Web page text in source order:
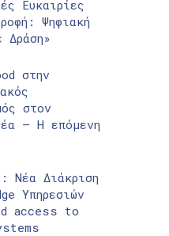
Ευκαιρίες
Ψηφιακή
Δράση»
στην
στον
– Η επόμενη
Νέα Διάκριση
Υπηρεσιών
access to